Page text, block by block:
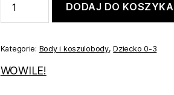
Koszulobody
białe
80
DODAJ DO KOSZYKA
Kategorie: Body i koszulobody,Dziecko 0-3
WOWILE!